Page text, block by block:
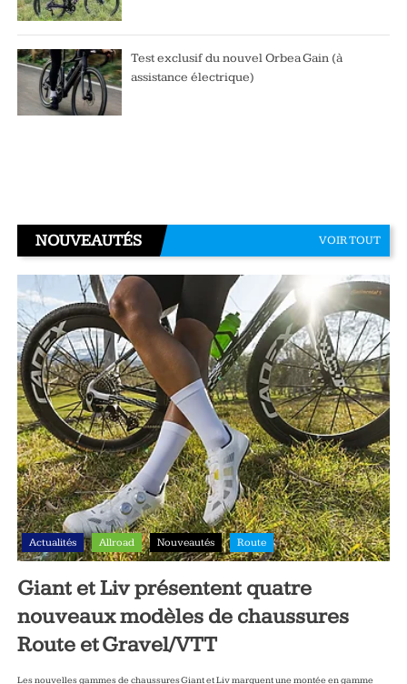
Test exclusif du nouvel Orbea Gain (à
assistance électrique)
NOUVEAUTÉS VOIR TOUT
Actualités Allroad Nouveautés Route
Giant et Liv présentent quatre
nouveaux modèles de chaussures
Route et Gravel/VTT
Les nouvelles gammes de chaussures Giant et Liv marquent une montée en gamme